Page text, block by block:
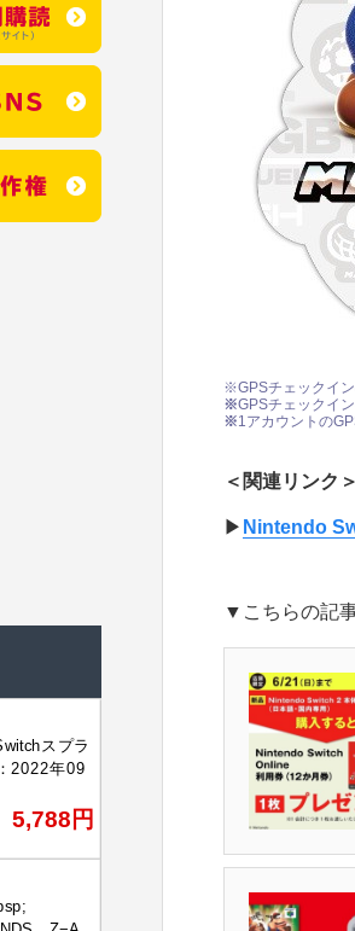
※GPSチェックイン
※GPSチェックイ
※1アカウントの
＜関連リンク＞
▶︎ Nintendo
▼こちらの記